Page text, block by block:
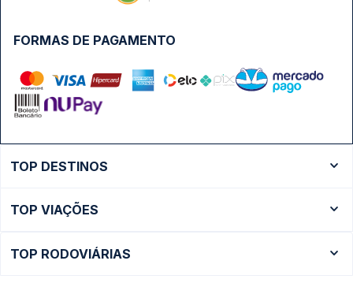
FORMAS DE PAGAMENTO
TOP DESTINOS
Ônibus São Paulo
TOP VIAÇÕES
TOP RODOVIÁRIAS